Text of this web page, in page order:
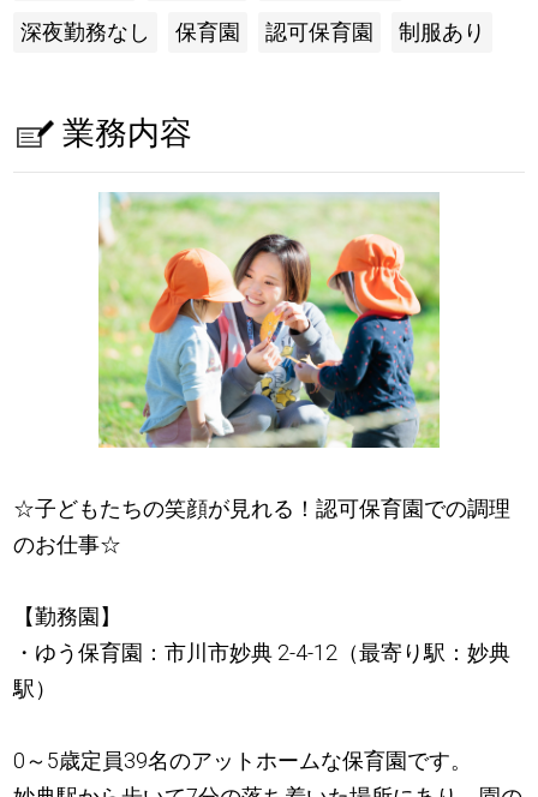
深夜勤務なし 保育園 認可保育園 制服あり
業務内容
☆子どもたちの笑顔が見れる！認可保育園での調理
のお仕事☆
【勤務園】
・ゆう保育園：市川市妙典 2-4-12（最寄り駅：妙典
駅）
0～5歳定員39名のアットホームな保育園です。